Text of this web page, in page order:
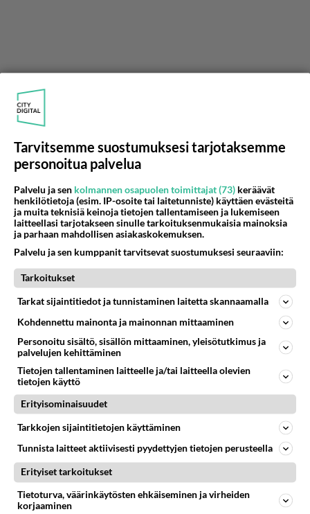
Anonyymi
Ompa mul niije yks levy tuol hyllyssäni ja suhde
siihe kasvanut koko ajan paremmin etä tääki on
alakaa digata. Sama kuvio joka kesti noin peräti
10 vuotta oli ismo Alangon soolomusa kjoka siis
todella otti kauan aikansa eli vaati pitkän
kypsyttelyajan ennenkuin alako tojella aueta
kunnolla. Coldplay taitane aueta minulle noin 3
vuodessa eli nyt alkaa tuntuu siltä että voi
kuunnella nauttimalla. Vahvuudet on enemmän
syvyystasossa enkä koe bändiä hittikoneena
vaikka hittejä on tietenki tekeneet paljon.
Äänestä Kommentoi
Tarvitsemme suostumuksesi tarjotaksemme
personoitua palvelua
Palvelu ja sen kolmannen osapuolen toimittajat (73) keräävät
henkilötietoja (esim. IP-osoite tai laitetunniste) käyttäen evästeitä
ja muita teknisiä keinoja tietojen tallentamiseen ja lukemiseen
laitteellasi tarjotakseen sinulle tarkoituksenmukaisia mainoksia
ja parhaan mahdollisen asiakaskokemuksen.
Palvelu ja sen kumppanit tarvitsevat suostumuksesi seuraaviin:
Tarkoitukset
Tarkat sijaintitiedot ja tunnistaminen laitetta skannaamalla
Kohdennettu mainonta ja mainonnan mittaaminen
Personoitu sisältö, sisällön mittaaminen, yleisötutkimus ja
palvelujen kehittäminen
Tietojen tallentaminen laitteelle ja/tai laitteella olevien
tietojen käyttö
Erityisominaisuudet
Tarkkojen sijaintitietojen käyttäminen
Tunnista laitteet aktiivisesti pyydettyjen tietojen perusteella
Erityiset tarkoitukset
Tietoturva, väärinkäytösten ehkäiseminen ja virheiden
korjaaminen